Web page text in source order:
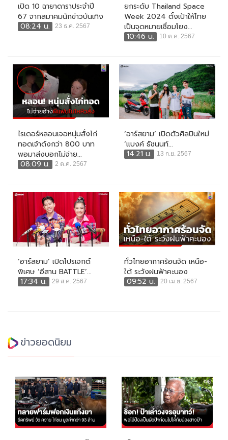
เปิด 10 ฉายาดาราประจำปี
67 จากสมาคมนักข่าวบันเทิง
08:24 น.
23 ธ.ค. 2567
ยกระดับ Thailand Space
Week 2024 ตั้งเป้าให้ไทย
เป็นจุดหมายเชื่อมโยง...
10:46 น.
10 ต.ค. 2567
ไรเดอร์หลอนเจอหนุ่มสั่งไก่
ทอดเจ้าดังกว่า 800 บาท
พอมาส่งบอกไม่จ่าย...
08:09 น.
2 ต.ค. 2567
‘อาร์สยาม’ เปิดตัวศิลปินใหม่
‘แบงค์ ธัชนนท์...
14:21 น.
13 ก.ย. 2567
‘อาร์สยาม’ เปิดโปรเจกต์
พิเศษ ‘อีสาน BATTLE’...
17:34 น.
29 ส.ค. 2567
ทั่วไทยอากาศร้อนจัด เหนือ-
ใต้ ระวังฝนฟ้าคะนอง
09:52 น.
20 เม.ย. 2567
ข่าวยอดนิยม